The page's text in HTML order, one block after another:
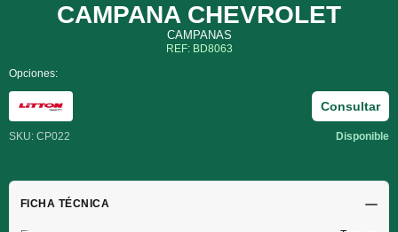
CAMPANA CHEVROLET
CAMPANAS
REF: BD8063
Opciones:
SKU: CP022 Disponible
Consultar
FICHA TÉCNICA